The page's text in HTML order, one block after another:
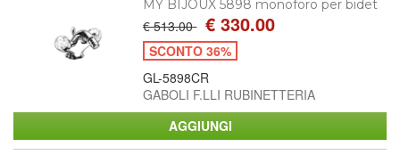
MY BIJOUX 5898 monoforo per bidet
€ 513.00 € 330.00
SCONTO 36%
GL-5898CR
GABOLI F.LLI RUBINETTERIA